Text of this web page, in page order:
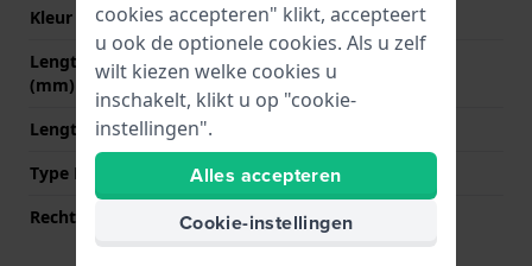
Kleur sluiting
Zwart
Lengte band op 12 uur
(mm)
75 mm
Lengte band op 6 uur (mm)
Type Bevestiging
Bandpennen
Rechte aanzet
Ja
cookies accepteren" klikt, accepteert
u ook de optionele cookies. Als u zelf
wilt kiezen welke cookies u
inschakelt, klikt u op "cookie-
instellingen".
Alles accepteren
Cookie-instellingen